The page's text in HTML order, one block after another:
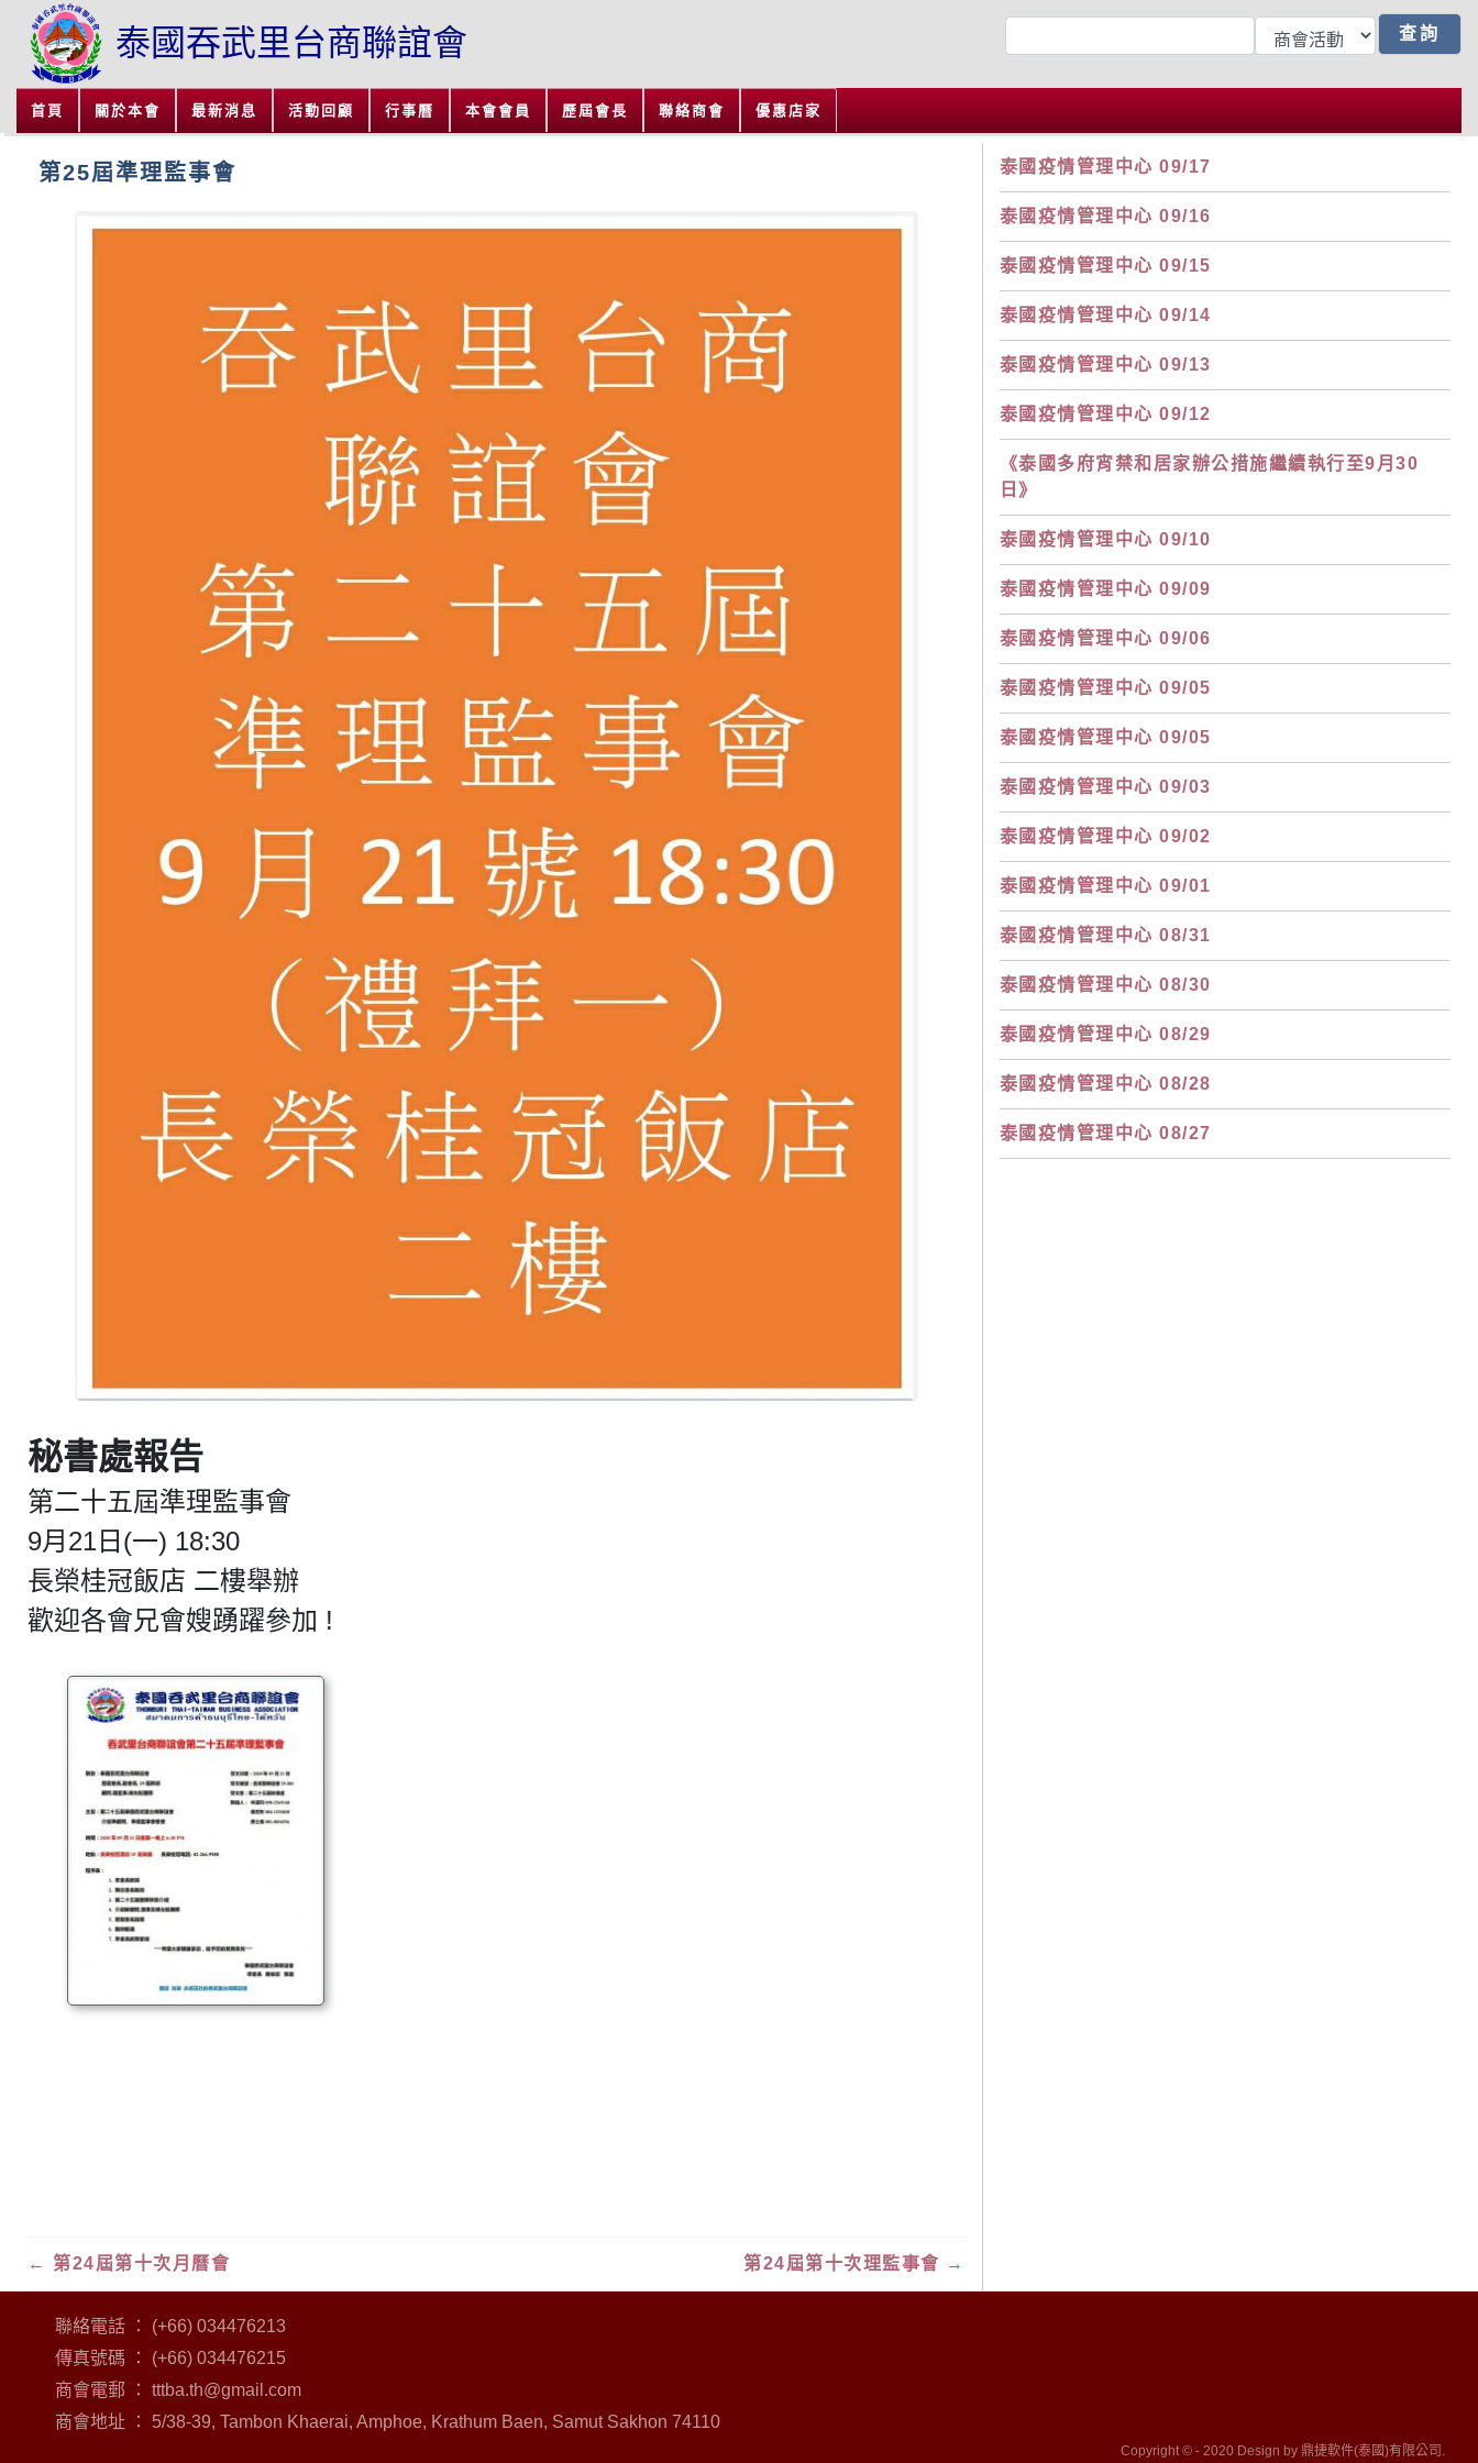
泰國吞武里台商聯誼會
首頁 關於本會 最新消息 活動回顧 行事曆 本會會員 歷屆會長 聯絡商會 優惠店家
第25屆準理監事會
秘書處報告
第二十五屆準理監事會
9月21日(一) 18:30
長榮桂冠飯店 二樓舉辦
歡迎各會兄會嫂踴躍參加 !
← 第24屆第十次月曆會 第24屆第十次理監事會 →
泰國疫情管理中心 09/17
泰國疫情管理中心 09/16
泰國疫情管理中心 09/15
泰國疫情管理中心 09/14
泰國疫情管理中心 09/13
泰國疫情管理中心 09/12
《泰國多府宵禁和居家辦公措施繼續執行至9月30
日》
泰國疫情管理中心 09/10
泰國疫情管理中心 09/09
泰國疫情管理中心 09/06
泰國疫情管理中心 09/05
泰國疫情管理中心 09/05
泰國疫情管理中心 09/03
泰國疫情管理中心 09/02
泰國疫情管理中心 09/01
泰國疫情管理中心 08/31
泰國疫情管理中心 08/30
泰國疫情管理中心 08/29
泰國疫情管理中心 08/28
泰國疫情管理中心 08/27
聯絡電話 ： (+66) 034476213
傳真號碼 ： (+66) 034476215
商會電郵 ： tttba.th@gmail.com
商會地址 ： 5/38-39, Tambon Khaerai, Amphoe, Krathum Baen, Samut Sakhon 74110
Copyright © - 2020 Design by 鼎捷軟件(泰國)有限公司.